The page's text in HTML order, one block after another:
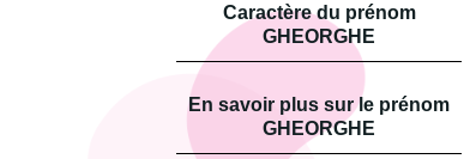
Caractère du prénom
GHEORGHE
En savoir plus sur le prénom
GHEORGHE